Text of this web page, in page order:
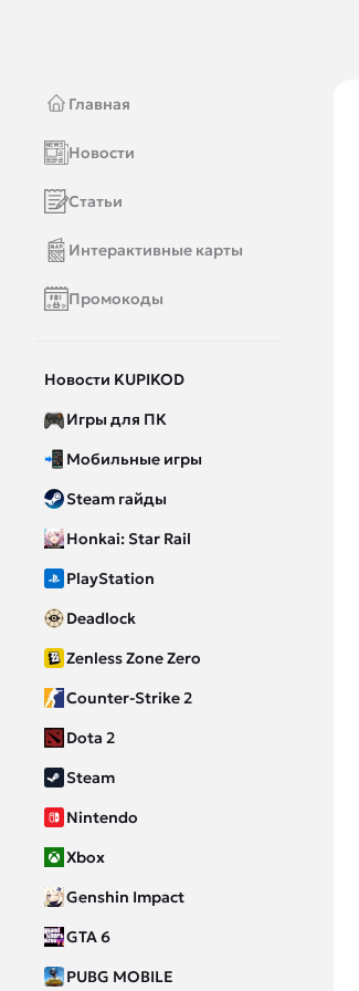
Главная
Новости
Статьи
Интерактивные карты
Промокоды
Новости KUPIKOD
Игры для ПК
Мобильные игры
Steam гайды
Honkai: Star Rail
PlayStation
Deadlock
Zenless Zone Zero
Counter-Strike 2
Dota 2
Steam
Nintendo
Xbox
Genshin Impact
GTA 6
PUBG MOBILE